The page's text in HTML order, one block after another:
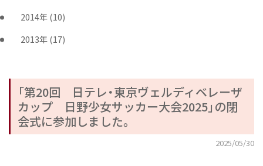
「第20回 日テレ・東京ヴェルディベレーザ
カップ 日野少女サッカー大会2025」の閉
会式に参加しました。
2025/05/30
2014年(10)
2013年(17)